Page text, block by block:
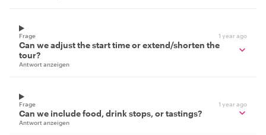
Frage 1 year ago
Can we adjust the start time or extend/shorten the
tour?
Antwort anzeigen
Frage 1 year ago
Can we include food, drink stops, or tastings?
Antwort anzeigen